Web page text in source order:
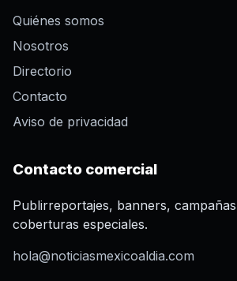
Quiénes somos
Nosotros
Directorio
Contacto
Aviso de privacidad
Contacto comercial
Publirreportajes, banners,
coberturas especiales.
hola@noticiasmexicoaldia.com